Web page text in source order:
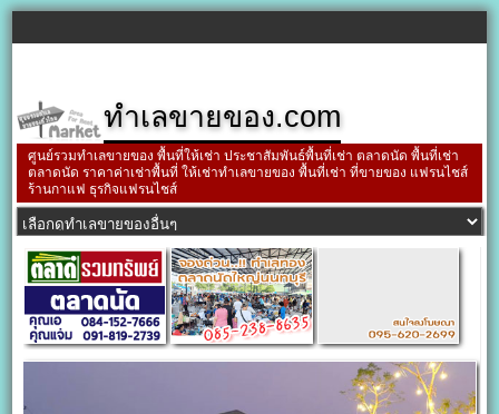
ทำเลขายของ.com
ศูนย์รวมทำเลขายของ พื้นที่ให้เช่า ประชาสัมพันธ์พื้นที่เช่า ตลาดนัด พื้นที่เช่า
ตลาดนัด ราคาค่าเช่าพื้นที่ ให้เช่าทำเลขายของ พื้นที่เช่า ที่ขายของ แฟรนไชส์
ร้านกาแฟ ธุรกิจแฟรนไชส์